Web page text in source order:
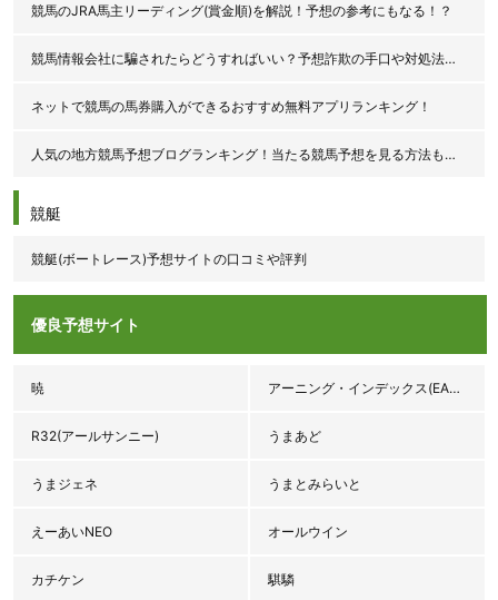
競馬のJRA馬主リーディング(賞金順)を解説！予想の参考にもなる！？
競馬情報会社に騙されたらどうすればいい？予想詐欺の手口や対処法を解説！
ネットで競馬の馬券購入ができるおすすめ無料アプリランキング！
人気の地方競馬予想ブログランキング！当たる競馬予想を見る方法も紹介！
競艇
競艇(ボートレース)予想サイトの口コミや評判
優良予想サイト
暁 アーニング・インデックス(EARNINGS INDEX♯3.92)
R32(アールサンニー) うまあど
うまジェネ うまとみらいと
えーあいNEO オールウイン
カチケン 騏驎